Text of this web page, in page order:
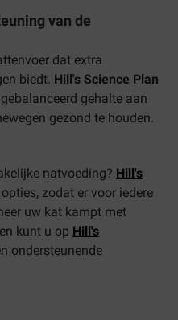
van de
dat extra
biedt. Hill's Science Plan
gehalte aan
gezond te houden.
natvoeding? Hill's
zodat er voor iedere
uw kat kampt met
kunt u op Hill's
ondersteunende